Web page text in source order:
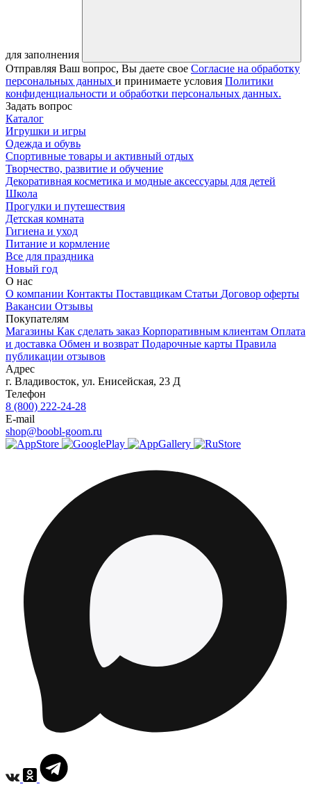
для заполнения
Отправляя Ваш вопрос, Вы даете свое Согласие на обработку
персональных данных и принимаете условия Политики
конфиденциальности и обработки персональных данных.
Задать вопрос
Каталог
Игрушки и игры
Одежда и обувь
Спортивные товары и активный отдых
Творчество, развитие и обучение
Декоративная косметика и модные аксессуары для детей
Школа
Прогулки и путешествия
Детская комната
Гигиена и уход
Питание и кормление
Все для праздника
Новый год
О нас
О компании Контакты Поставщикам Статьи Договор оферты
Вакансии Отзывы
Покупателям
Магазины Как сделать заказ Корпоративным клиентам Оплата
и доставка Обмен и возврат Подарочные карты Правила
публикации отзывов
Адрес
г. Владивосток, ул. Енисейская, 23 Д
Телефон
8 (800) 222-24-28
E-mail
shop@boobl-goom.ru